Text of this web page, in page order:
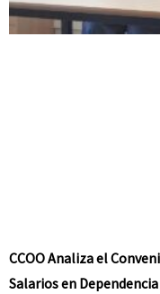
CCOO Analiza el
Salarios en Dependencia